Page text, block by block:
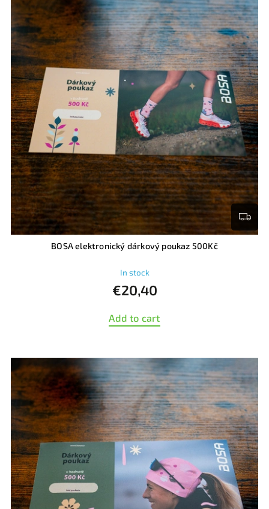
Bestsellers
Alphabetically
BOSA elektronický dárkový poukaz 500Kč
In stock
€20,40
Add to cart